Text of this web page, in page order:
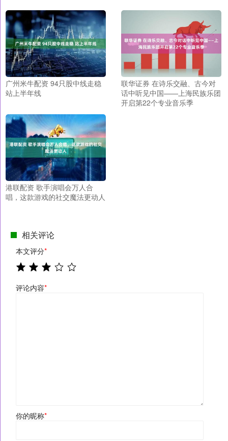
广州米牛配资 94只股中线走稳
站上半年线
联华证券 在诗乐交融、古今对
话中听见中国——上海民族乐团
开启第22个专业音乐季
港联配资 歌手演唱会万人合
唱，这款游戏的社交魔法更动人
相关评论
本文评分*
评论内容*
你的昵称*